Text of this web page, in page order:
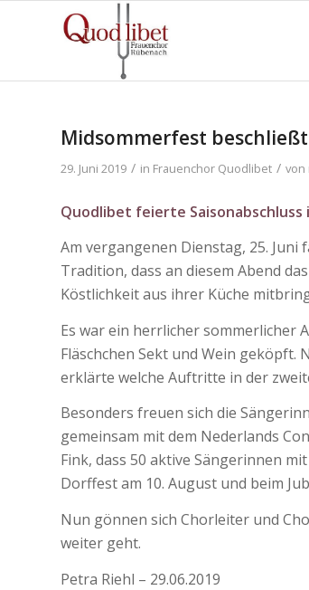
Midsommerfest
29. Juni 2019 / in Frauenchor Quodlibet / von
Quodlibet feierte Saisonabschluss
Am vergangenen Dienstag, 25.
Tradition, dass an diesem Abend
Köstlichkeit aus ihrer Küche
Es war ein herrlicher sommerlicher
Fläschchen Sekt und Wein
erklärte welche Auftritte in der
Besonders freuen sich die
gemeinsam mit dem Nederlands
Fink, dass 50 aktive Sängerinnen
Dorffest am 10. August und beim
Nun gönnen sich Chorleiter und
weiter geht.
Petra Riehl – 29.06.2019